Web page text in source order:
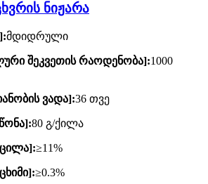
ნიჟარა
მდიდრული
შეკვეთის რაოდენობა]:1000
ვადა]:36 თვე
80 გ/ქილა
≥11%
≥0.3%